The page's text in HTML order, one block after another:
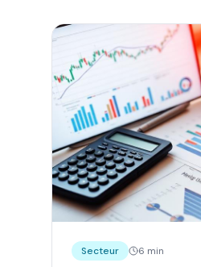
Secteur 6 min